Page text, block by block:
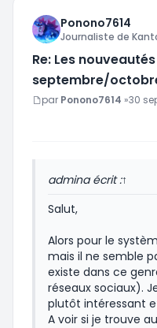
Ponono7614
Journaliste de
Re: Les
septembre/
Message
par Ponono7614 »30
admina écrit :↑
Salut,
Alors pour le
mais il ne semble
existe dans ce
réseaux sociaux).
plutôt intéressant
A voir si je trouve